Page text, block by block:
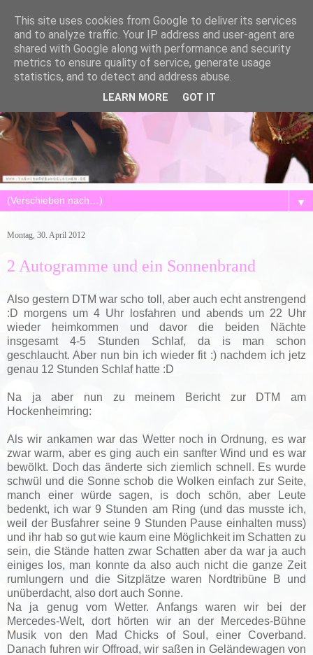
▼
Montag, 30. April 2012
2 Autogramme und ein Sonnenbrand
Also gestern DTM war scho toll, aber auch echt anstrengend
:D morgens um 4 Uhr losfahren und abends um 22 Uhr
wieder heimkommen und davor die beiden Nächte
insgesamt 4-5 Stunden Schlaf, da is man schon
geschlaucht. Aber nun bin ich wieder fit :) nachdem ich jetz
genau 12 Stunden Schlaf hatte :D
Na ja aber nun zu meinem Bericht zur DTM am
Hockenheimring:
Als wir ankamen war das Wetter noch in Ordnung, es war
zwar warm, aber es ging auch ein sanfter Wind und es war
bewölkt. Doch das änderte sich ziemlich schnell. Es wurde
schwül und die Sonne schob die Wolken einfach zur Seite,
manch einer würde sagen, is doch schön, aber Leute
bedenkt, ich war 9 Stunden am Ring (und das musste ich,
weil der Busfahrer seine 9 Stunden Pause einhalten muss)
und ihr hab so gut wie kaum eine Möglichkeit im Schatten zu
sein, die Stände hatten zwar Schatten aber da war ja auch
einiges los, man konnte da also auch nicht die ganze Zeit
rumlungern und die Sitzplätze waren Nordtribüne B und
unüberdacht, also dort auch Sonne.
Na ja genug vom Wetter. Anfangs waren wir bei der
Mercedes-Welt, dort hörten wir an der Mercedes-Bühne
Musik von den Mad Chicks of Soul, einer Coverband.
Danach fuhren wir Offroad, wir saßen in Geländewagen von
This site uses cookies from Google to deliver its services
and to analyze traffic. Your IP address and user-agent are
shared with Google along with performance and security
metrics to ensure quality of service, generate usage
statistics, and to detect and address abuse.
LEARN MORE GOT IT